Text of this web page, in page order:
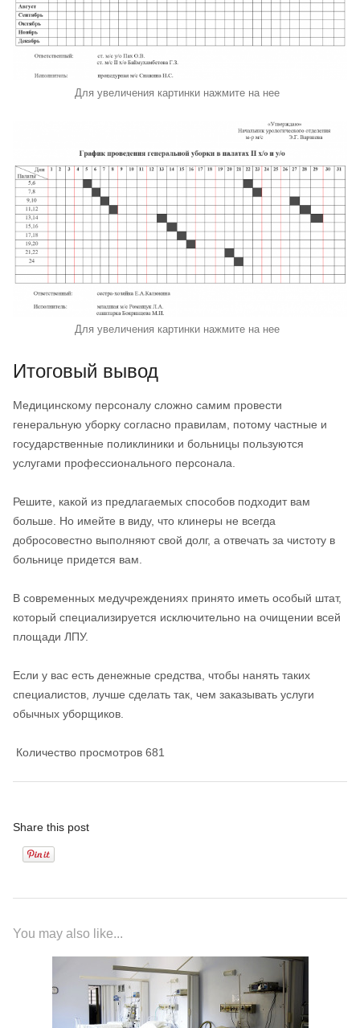
Для увеличения картинки нажмите на нее
Для увеличения картинки нажмите на нее
Итоговый вывод
Медицинскому персоналу сложно самим провести
генеральную уборку согласно правилам, потому частные и
государственные поликлиники и больницы пользуются
услугами профессионального персонала.
Решите, какой из предлагаемых способов подходит вам
больше. Но имейте в виду, что клинеры не всегда
добросовестно выполняют свой долг, а отвечать за чистоту в
больнице придется вам.
В современных медучреждениях принято иметь особый штат,
который специализируется исключительно на очищении всей
площади ЛПУ.
Если у вас есть денежные средства, чтобы нанять таких
специалистов, лучше сделать так, чем заказывать услуги
обычных уборщиков.
Количество просмотров 681
Share this post
You may also like...